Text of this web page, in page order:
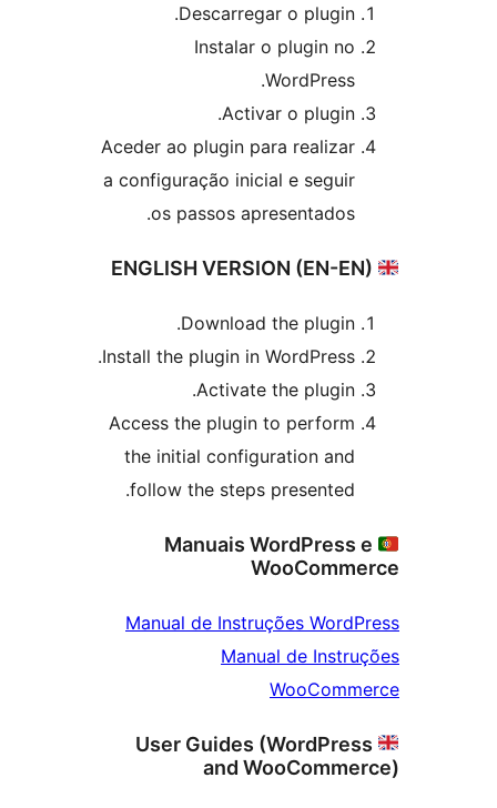
Descarregar o plugin.
Instalar o plugin no
Activar o plugin.
Aceder ao plugin para realizar
a configuração inicial e seguir
os passos apresentados.
Download the plugin.
Install the plugin in WordPress.
Activate the plugin.
Access the plugin to perform
the initial configuration and
follow the steps presented.
Manuais WordPress
Manual de Instruções
Manual de
User Guides
and